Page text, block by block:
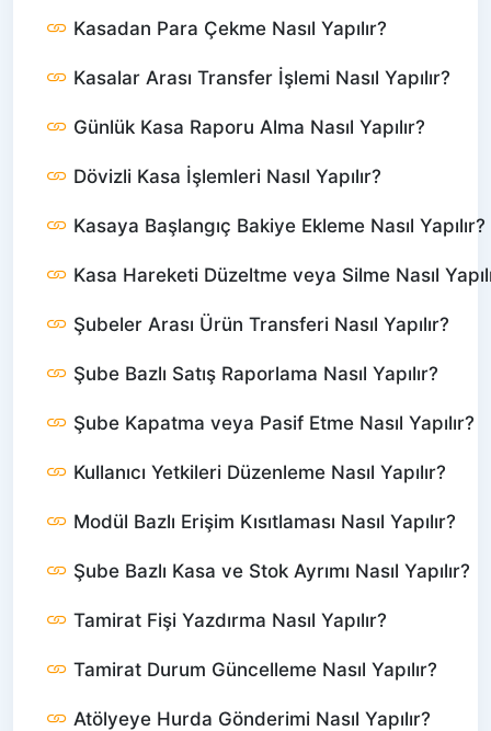
Kasadan Para Çekme Nasıl Yapılır?
Kasalar Arası Transfer İşlemi Nasıl Yapılır?
Günlük Kasa Raporu Alma Nasıl Yapılır?
Dövizli Kasa İşlemleri Nasıl Yapılır?
Kasaya Başlangıç Bakiye Ekleme Nasıl Yapılır?
Kasa Hareketi Düzeltme veya Silme Nasıl
Şubeler Arası Ürün Transferi Nasıl Yapılır?
Şube Bazlı Satış Raporlama Nasıl Yapılır?
Şube Kapatma veya Pasif Etme Nasıl Yapılır?
Kullanıcı Yetkileri Düzenleme Nasıl Yapılır?
Modül Bazlı Erişim Kısıtlaması Nasıl Yapılır?
Şube Bazlı Kasa ve Stok Ayrımı Nasıl Yapılır?
Tamirat Fişi Yazdırma Nasıl Yapılır?
Tamirat Durum Güncelleme Nasıl Yapılır?
Atölyeye Hurda Gönderimi Nasıl Yapılır?